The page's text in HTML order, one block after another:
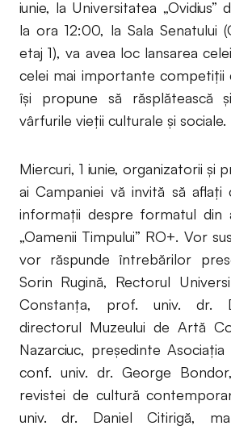
iunie, la Universitatea „Ovidius”
la ora 12:00, la Sala Senatului
etaj 1), va avea loc lansarea
celei mai importante competiţii
îşi propune să răsplătească
vârfurile vieţii culturale şi sociale.
Miercuri, 1 iunie, organizatorii și
ai Campaniei vă invită să
informaţii despre formatul din
„Oamenii Timpului” RO+. Vor
vor răspunde întrebărilor
Sorin Rugină, Rectorul
Constanța, prof. univ. dr.
directorul Muzeului de Artă
Nazarciuc, președinte Asociația
conf. univ. dr. George
revistei de cultură
univ. dr. Daniel Citirigă,